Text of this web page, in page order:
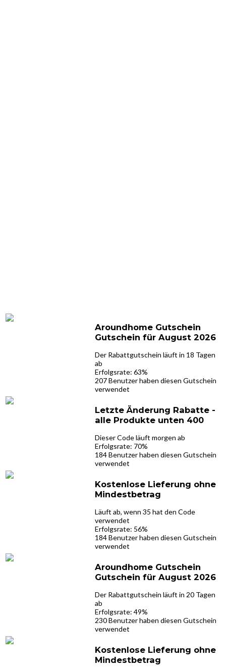
Aroundhome Gutschein
Gutschein für August 2026
Der Rabattgutschein läuft in 18 Tagen
ab
Erfolgsrate: 63%
207 Benutzer haben diesen Gutschein
verwendet
Letzte Änderung Rabatte -
alle Produkte unten 400
Dieser Code läuft morgen ab
Erfolgsrate: 70%
184 Benutzer haben diesen Gutschein
verwendet
Kostenlose Lieferung ohne
Mindestbetrag
Läuft ab, wenn 35 hat den Code
verwendet
Erfolgsrate: 56%
184 Benutzer haben diesen Gutschein
verwendet
Aroundhome Gutschein
Gutschein für August 2026
Der Rabattgutschein läuft in 20 Tagen
ab
Erfolgsrate: 49%
230 Benutzer haben diesen Gutschein
verwendet
Kostenlose Lieferung ohne
Mindestbetrag